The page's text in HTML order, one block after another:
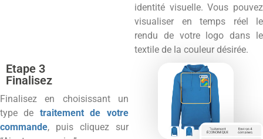
identité visuelle. Vous pouvez
visualiser en temps réel le
rendu de votre logo dans le
textile de la couleur désirée.
Etape 3
Finalisez
Finalisez en choisissant un
type de traitement de votre
commande, puis cliquez sur